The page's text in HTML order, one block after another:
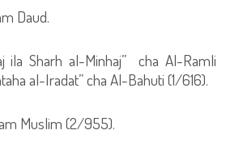
Daud.
ila Sharh al-Minhaj” cha Al-Ramli
al-Iradat” cha Al-Bahuti (1/616).
Muslim (2/955).